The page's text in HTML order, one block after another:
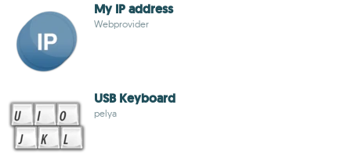
My IP address
Webprovider
USB Keyboard
pelya